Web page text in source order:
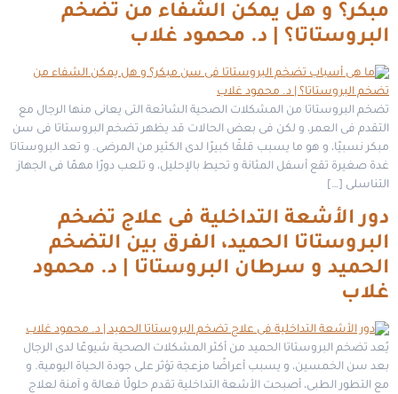
مبكر؟ و هل يمكن الشفاء من تضخم
البروستاتا؟ | د. محمود غلاب
تضخم البروستاتا من المشكلات الصحية الشائعة التى يعانى منها الرجال مع
التقدم فى العمر، و لكن فى بعض الحالات قد يظهر تضخم البروستاتا فى سن
مبكر نسبيًا، و هو ما يسبب قلقًا كبيرًا لدى الكثير من المرضى. و تعد البروستاتا
غدة صغيرة تقع أسفل المثانة و تحيط بالإحليل، و تلعب دورًا مهمًا فى الجهاز
التناسلى […]
دور الأشعة التداخلية فى علاج تضخم
البروستاتا الحميد، الفرق بين التضخم
الحميد و سرطان البروستاتا | د. محمود
غلاب
يُعد تضخم البروستاتا الحميد من أكثر المشكلات الصحية شيوعًا لدى الرجال
بعد سن الخمسين، و يسبب أعراضًا مزعجة تؤثر على جودة الحياة اليومية. و
مع التطور الطبى، أصبحت الأشعة التداخلية تقدم حلولًا فعالة و آمنة لعلاج